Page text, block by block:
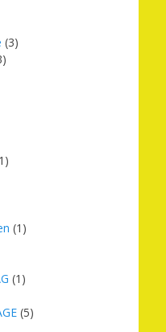
(3)
(1)
(1)
(5)